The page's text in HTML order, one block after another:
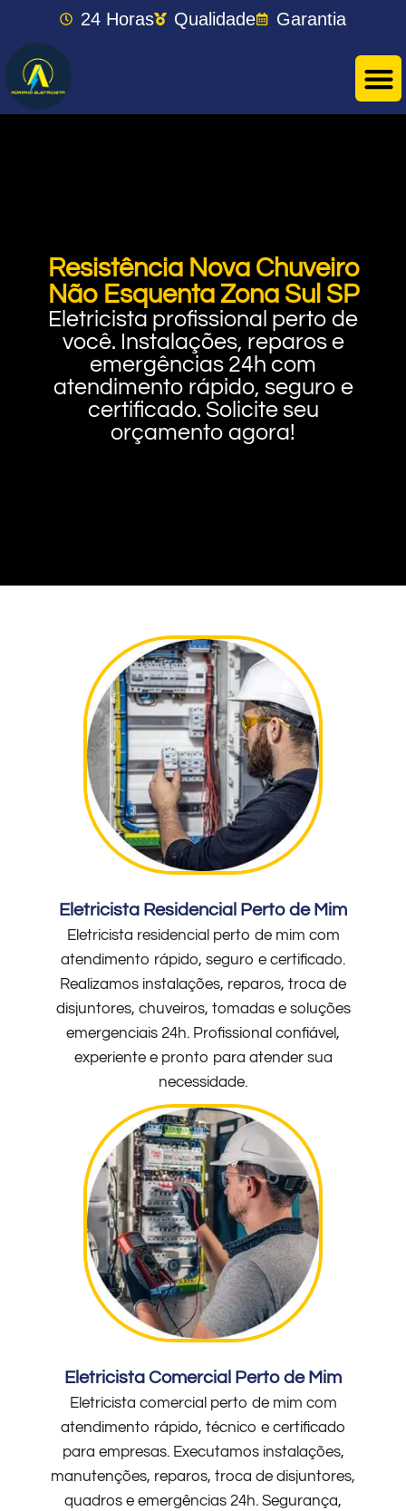
24 Horas Qualidade Garantia
Resistência Nova Chuveiro
Não Esquenta Zona Sul SP
Eletricista profissional perto de
você. Instalações, reparos e
emergências 24h com
atendimento rápido, seguro e
certificado. Solicite seu
orçamento agora!
Eletricista Residencial Perto de Mim
Eletricista residencial perto de mim com
atendimento rápido, seguro e certificado.
Realizamos instalações, reparos, troca de
disjuntores, chuveiros, tomadas e soluções
emergenciais 24h. Profissional confiável,
experiente e pronto para atender sua
necessidade.
Eletricista Comercial Perto de Mim
Eletricista comercial perto de mim com
atendimento rápido, técnico e certificado
para empresas. Executamos instalações,
manutenções, reparos, troca de disjuntores,
quadros e emergências 24h. Segurança,